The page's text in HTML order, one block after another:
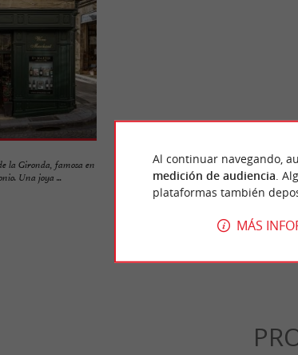
la Gironda, famosa en
Una joya ...
La Torre del Rey domina el pueblo de Saint-
románica es un vestigio de la Edad Media ...
Al continuar navegando,
medición de audiencia .
plataformas también
MÁS